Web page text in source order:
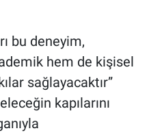
bu deneyim,
hem de kişisel
sağlayacaktır”
kapılarını